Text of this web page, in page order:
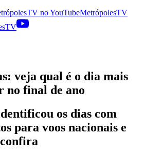
noYouTubeMetrópolesTV
veja qual é o dia mais
no final de ano
os dias com
para voos nacionais e